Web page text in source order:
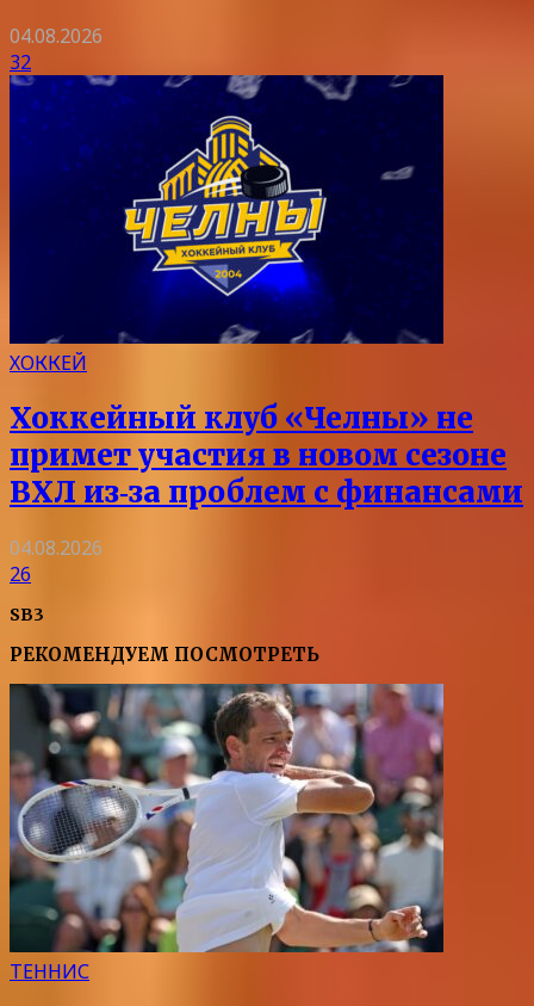
04.08.2026
32
ХОККЕЙ
Хоккейный клуб «Челны» не
примет участия в новом сезоне
ВХЛ из‑за проблем с финансами
04.08.2026
26
SB3
РЕКОМЕНДУЕМ ПОСМОТРЕТЬ
ТЕННИС